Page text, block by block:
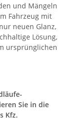
und Mängeln
Fahrzeug mit
neuen Glanz,
Lösung,
ursprünglichen
Sie in die
Kfz.